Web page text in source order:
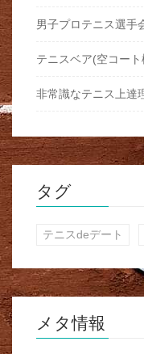
男子プロテニス選手
テニスベア(空コート
非常識なテニス上達
タグ
テニスdeデート
メタ情報